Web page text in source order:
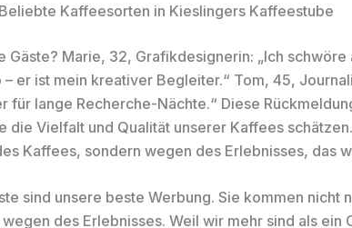
Kaffeesorten in Kieslingers Kaffeestube
Gäste? Marie, 32, Grafikdesignerin: „Ich schwöre
er ist mein kreativer Begleiter.“ Tom, 45,
für lange Recherche-Nächte.“ Diese
die Vielfalt und Qualität unserer Kaffees
Kaffees, sondern wegen des Erlebnisses, das
sind unsere beste Werbung. Sie kommen nicht
des Erlebnisses. Weil wir mehr sind als ein